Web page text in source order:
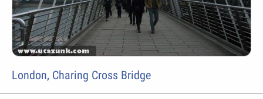
London, Charing Cross Bridge